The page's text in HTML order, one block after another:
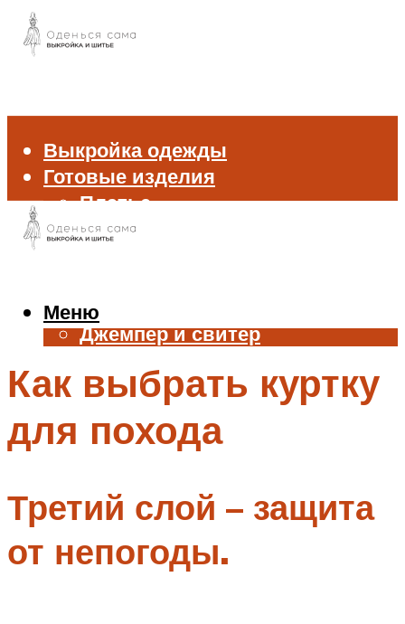
Выкройка одежды
Готовые изделия
Платье
Брюки
Жилет
Джемпер и свитер
Аксессуары
Меню
Меню
Как выбрать куртку
для похода
Третий слой – защита
от непогоды.